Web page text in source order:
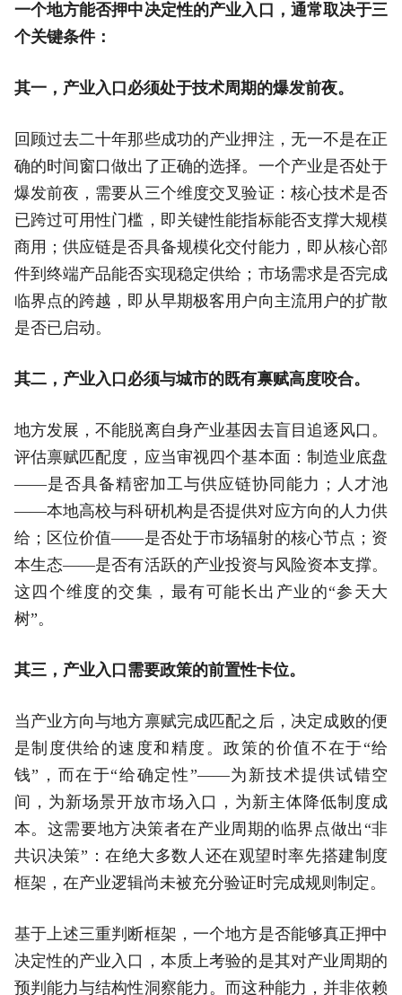
一个地方能否押中决定性的产业入口，通常取决于三
个关键条件：
其一，产业入口必须处于技术周期的爆发前夜。
回顾过去二十年那些成功的产业押注，无一不是在正
确的时间窗口做出了正确的选择。一个产业是否处于
爆发前夜，需要从三个维度交叉验证：核心技术是否
已跨过可用性门槛，即关键性能指标能否支撑大规模
商用；供应链是否具备规模化交付能力，即从核心部
件到终端产品能否实现稳定供给；市场需求是否完成
临界点的跨越，即从早期极客用户向主流用户的扩散
是否已启动。
其二，产业入口必须与城市的既有禀赋高度咬合。
地方发展，不能脱离自身产业基因去盲目追逐风口。
评估禀赋匹配度，应当审视四个基本面：制造业底盘
——是否具备精密加工与供应链协同能力；人才池
——本地高校与科研机构是否提供对应方向的人力供
给；区位价值——是否处于市场辐射的核心节点；资
本生态——是否有活跃的产业投资与风险资本支撑。
这四个维度的交集，最有可能长出产业的“参天大
树”。
其三，产业入口需要政策的前置性卡位。
当产业方向与地方禀赋完成匹配之后，决定成败的便
是制度供给的速度和精度。政策的价值不在于“给
钱”，而在于“给确定性”——为新技术提供试错空
间，为新场景开放市场入口，为新主体降低制度成
本。这需要地方决策者在产业周期的临界点做出“非
共识决策”：在绝大多数人还在观望时率先搭建制度
框架，在产业逻辑尚未被充分验证时完成规则制定。
基于上述三重判断框架，一个地方是否能够真正押中
决定性的产业入口，本质上考验的是其对产业周期的
预判能力与结构性洞察能力。而这种能力，并非依赖